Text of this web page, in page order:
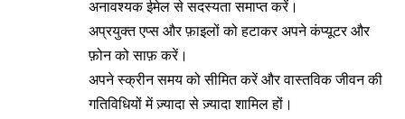
अनावश्यक ईमेल से सदस्यता समाप्त करें।
अप्रयुक्त एप्स और फ़ाइलों को हटाकर अपने कंप्यूटर और
फ़ोन को साफ़ करें।
अपने स्क्रीन समय को सीमित करें और वास्तविक जीवन की
गतिविधियों में ज़्यादा से ज़्यादा शामिल हों।